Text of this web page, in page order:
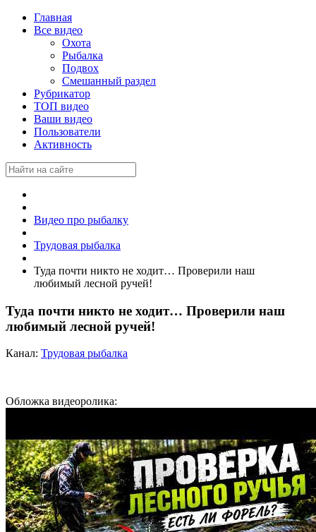
Главная
Все видео
Охота
Рыбалка
Подвох
Смешанный раздел
Рубрикатор
ТОП видео
Ваши видео
Пользователи
Активность
Видео про рыбалку
Трудовая рыбалка
Туда почти никто не ходит… Проверили наш
любимый лесной ручей!
Туда почти никто не ходит… Проверили наш
любимый лесной ручей!
Канал: Трудовая рыбалка
Обложка видеоролика: